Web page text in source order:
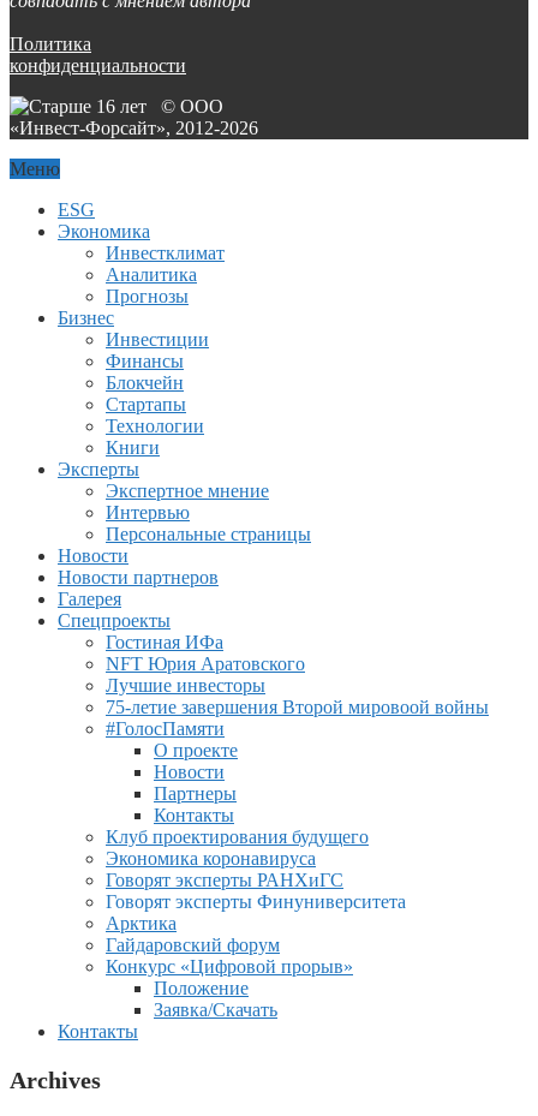
Политика
конфиденциальности
© ООО
«Инвест-Форсайт», 2012-2026
Меню
ESG
Экономика
Инвестклимат
Аналитика
Прогнозы
Бизнес
Инвестиции
Финансы
Блокчейн
Стартапы
Технологии
Книги
Эксперты
Экспертное мнение
Интервью
Персональные страницы
Новости
Новости партнеров
Галерея
Спецпроекты
Гостиная ИФа
NFT Юрия Аратовского
Лучшие инвесторы
75-летие завершения Второй мировоой войны
#ГолосПамяти
О проекте
Новости
Партнеры
Контакты
Клуб проектирования будущего
Экономика коронавируса
Говорят эксперты РАНХиГС
Говорят эксперты Финуниверситета
Арктика
Гайдаровский форум
Конкурс «Цифровой прорыв»
Положение
Заявка/Скачать
Контакты
Archives